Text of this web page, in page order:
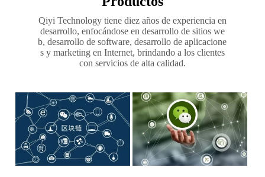
Qiyi Technology tiene diez años de experiencia en
desarrollo, enfocándose en desarrollo de sitios we
b, desarrollo de software, desarrollo de aplicacione
s y marketing en Internet, brindando a los clientes
con servicios de alta calidad.